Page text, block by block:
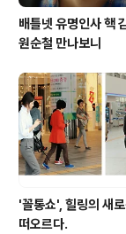
배틀넷 유명인사 핵
원순철 만나보니
'꼴통쇼', 힐링의 새
떠오르다.